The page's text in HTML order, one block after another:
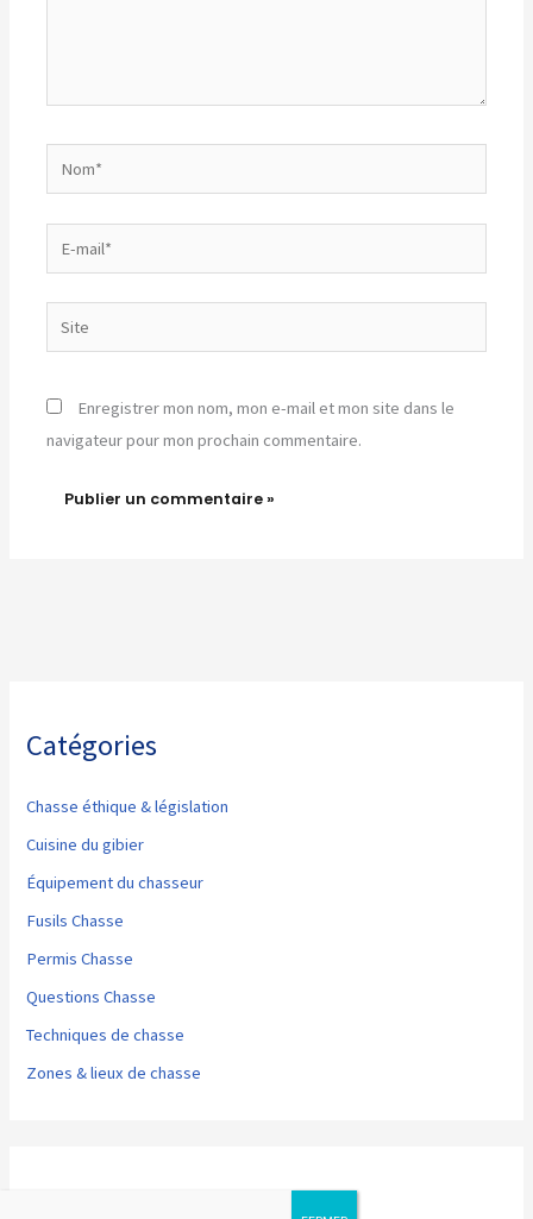
mail*
Site
Enregistrer mon nom, mon e-mail et mon site dans le
navigateur pour mon prochain commentaire.
Catégories
Chasse éthique & législation
Cuisine du gibier
Équipement du chasseur
Fusils Chasse
Permis Chasse
Questions Chasse
Techniques de chasse
Zones & lieux de chasse